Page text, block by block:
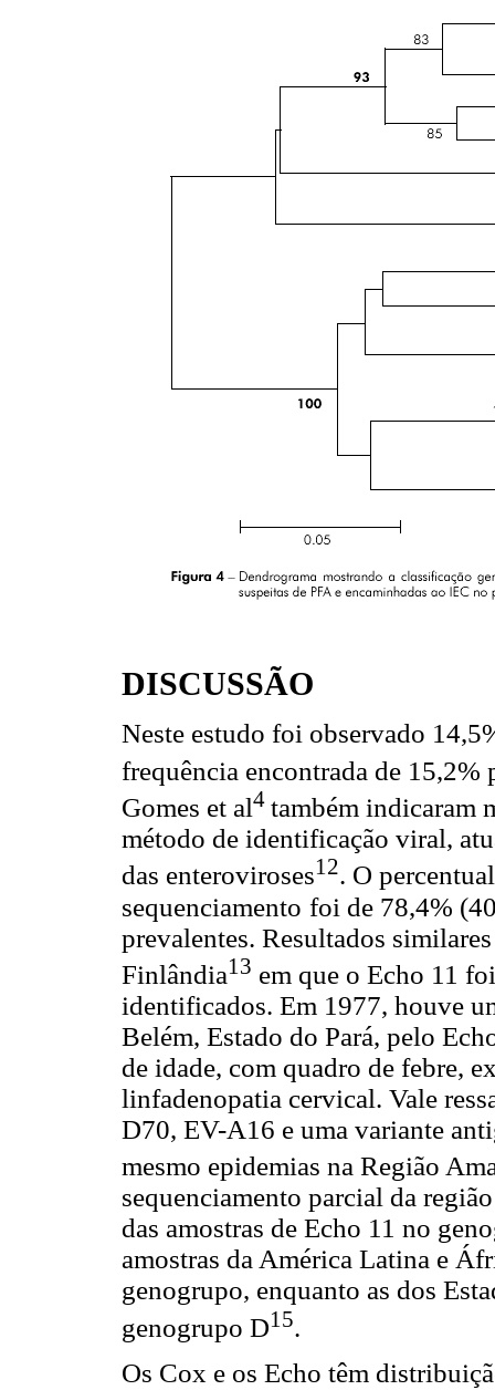
DISCUSSÃO
Neste estudo foi observado
frequência encontrada de 15,2%
Gomes et al4 também indicaram
método de identificação viral,
das enteroviroses12. O
sequenciamento foi de 78,4%
prevalentes. Resultados
Finlândia13 em que o Echo 11
identificados. Em 1977, houve
Belém, Estado do Pará, pelo
de idade, com quadro de febre,
linfadenopatia cervical. Vale
D70, EV-A16 e uma variante
mesmo epidemias na Região
sequenciamento parcial da
das amostras de Echo 11 no
amostras da América Latina e
genogrupo, enquanto as dos
genogrupo D15.
Os Cox e os Echo têm